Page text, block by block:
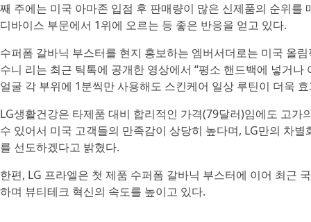
째 주에는 미국 아마존 입점 후 판매량이 많은 신제품의 순위를
디바이스 부문에서 1위에 오르는 등 좋은 반응을 얻고 있다.
수퍼폼 갈바닉 부스터를 현지 홍보하는 엠버서더로는 미국 올
수니 리는 최근 틱톡에 공개한 영상에서 “평소 핸드백에 넣거
얼굴 각 부위에 1분씩만 사용해도 스킨케어 일상 루틴이 더욱
LG생활건강은 타제품 대비 합리적인 가격(79달러)임에도 고
수 있어서 미국 고객들의 만족감이 상당히 높다며, LG만의 차
를 선도하겠다고 밝혔다.
한편, LG 프라엘은 첫 제품 수퍼폼 갈바닉 부스터에 이어 최근
하며 뷰티테크 혁신의 속도를 높이고 있다.